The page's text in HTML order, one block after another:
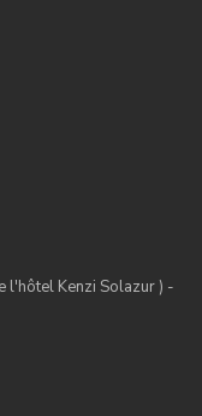
l'hôtel Kenzi Solazur ) -